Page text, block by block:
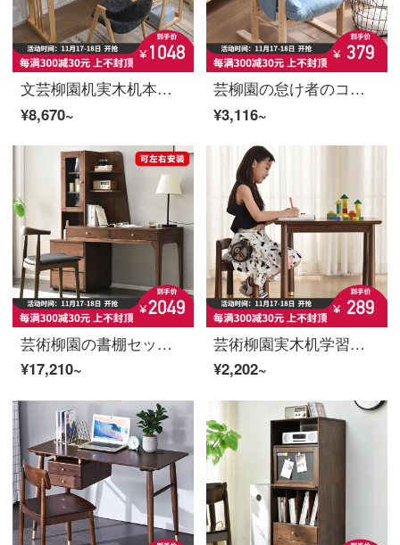
文芸柳園机実木机本棚セット家庭用簡易伸縮式パソコンデスク学習机本棚セット【原木色】＋A字椅子
¥8,670~
芸柳園の怠け者のコンピュータと椅子の家庭用の怠け者の椅子は書斎の本の机と椅子に横になることができます。
¥3,116~
芸術柳園の書棚セットの木造パソコンデスクは簡単に北欧家庭用伸縮学習デスクデスクの家庭用胡桃色セット+牛角椅子です。
¥17,210~
芸術柳園実木机学習机学習デスクと椅子セット北欧家庭用テーブル子供が作業椅子を書いてください。
¥2,202~